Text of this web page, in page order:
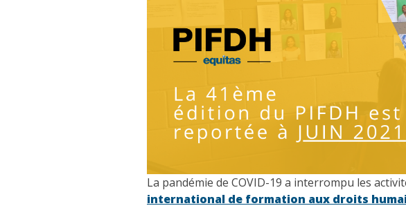
La pandémie de COVID-19 a interrompu les
international de formation aux droits